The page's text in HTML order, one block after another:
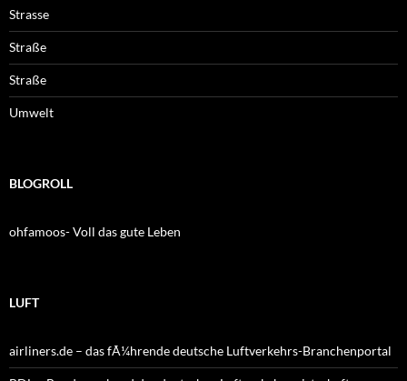
Strasse
Straße
Straße
Umwelt
BLOGROLL
ohfamoos- Voll das gute Leben
LUFT
airliners.de – das fÃ¼hrende deutsche Luftverkehrs-Branchenportal